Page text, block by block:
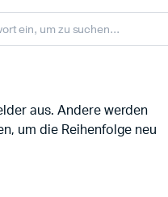
aus. Andere werden
um die Reihenfolge neu